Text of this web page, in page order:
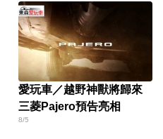
愛玩車／越野神獸將歸來
三菱Pajero預告亮相
8/5